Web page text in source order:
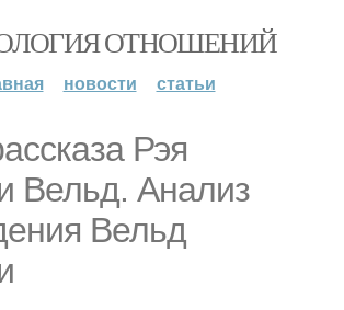
ОТНОШЕНИЙ
новости статьи
Рэя
Вельд. Анализ
Вельд